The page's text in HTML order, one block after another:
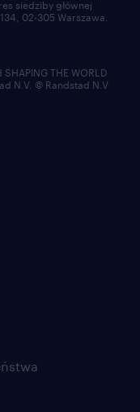
siedziby głównej
02-305 Warszawa.
SHAPING THE WORLD
N.V. © Randstad N.V